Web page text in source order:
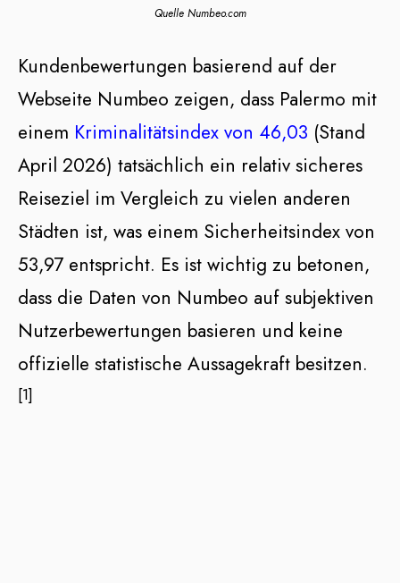
Quelle Numbeo.com
Kundenbewertungen basierend auf der
Webseite Numbeo zeigen, dass Palermo mit
einem Kriminalitätsindex von 46,03 (Stand
April 2026) tatsächlich ein relativ sicheres
Reiseziel im Vergleich zu vielen anderen
Städten ist, was einem Sicherheitsindex von
53,97 entspricht. Es ist wichtig zu betonen,
dass die Daten von Numbeo auf subjektiven
Nutzerbewertungen basieren und keine
offizielle statistische Aussagekraft besitzen.
[1]